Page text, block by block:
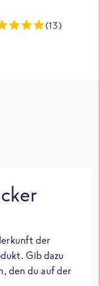
(13)
der
Gib dazu
den du auf der